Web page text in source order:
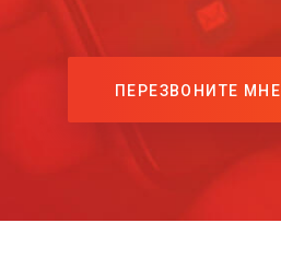
ПЕРЕЗВОНИТЕ МНЕ